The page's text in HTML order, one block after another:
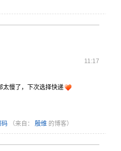
11:17
太慢了，下次选择快递
码
（来自： 殷维 的博客）